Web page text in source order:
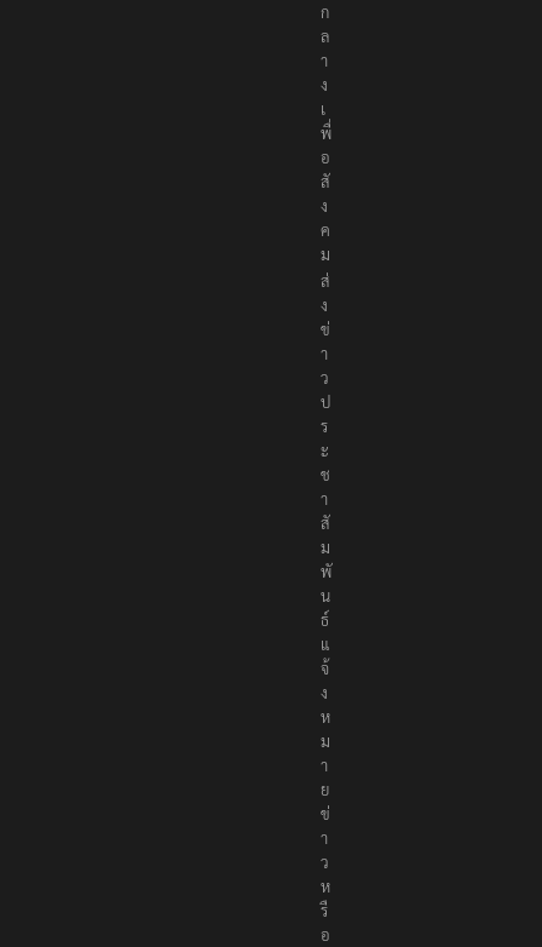
ก
ล
า
ง
เ
พื่
อ
สั
ง
ค
ม
ส่
ง
ข่
า
ว
ป
ร
ะ
ช
า
สั
ม
พั
น
ธ์
แ
จ้
ง
ห
ม
า
ย
ข่
า
ว
ห
รื
อ